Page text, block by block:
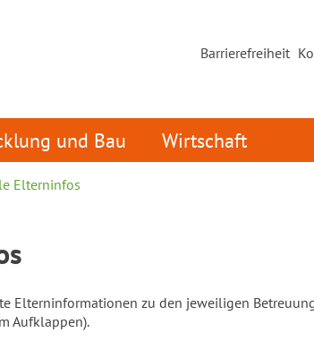
Barrierefreiheit
und Bau Wirtschaft
Elterninfos
Elterninformationen zu den jeweiligen
Aufklappen).